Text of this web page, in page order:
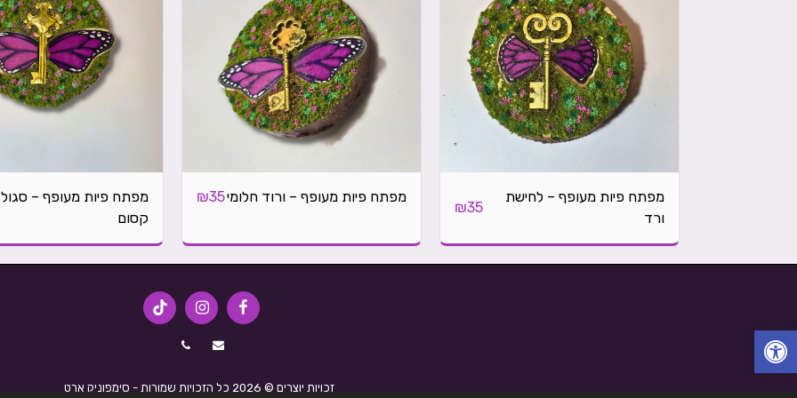
מפתח פיות מעופף – לחישת
ורד
₪35
מפתח פיות מעופף – ורוד חלומי ₪35
מפתח פיות מעופף – סגול
קסום
זכויות יוצרים © 2026 כל הזכויות שמורות - סימפוניק ארט